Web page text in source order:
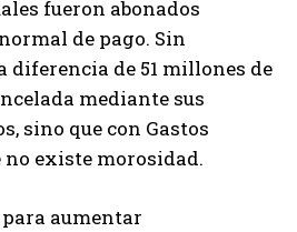
fueron abonados
de pago. Sin
diferencia de 51 millones de
mediante sus
sino que con Gastos
no existe morosidad.
aumentar